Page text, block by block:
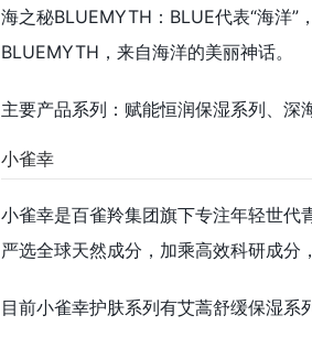
海之秘BLUEMYTH：BLUE代表“海洋”
BLUEMYTH，来自海洋的美丽神话。
主要产品系列：赋能恒润保湿系列、深
小雀幸
小雀幸是百雀羚集团旗下专注年轻世代
严选全球天然成分，加乘高效科研成分
目前小雀幸护肤系列有艾蒿舒缓保湿系